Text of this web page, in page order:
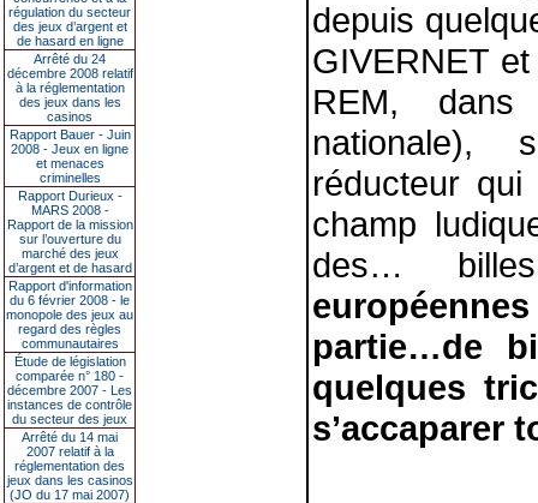
régulation du secteur
des jeux d’argent et
de hasard en ligne
Arrêté du 24
décembre 2008 relatif
à la réglementation
des jeux dans les
casinos
Rapport Bauer - Juin
2008 - Jeux en ligne
et menaces
criminelles
Rapport Durieux -
MARS 2008 -
Rapport de la mission
sur l’ouverture du
marché des jeux
d’argent et de hasard
Rapport d'information
du 6 février 2008 - le
monopole des jeux au
regard des règles
communautaires
Étude de législation
comparée n° 180 -
décembre 2007 - Les
instances de contrôle
du secteur des jeux
Arrêté du 14 mai
2007 relatif à la
réglementation des
jeux dans les casinos
(JO du 17 mai 2007)
depuis
GIVERNET
REM,
nationale),
réducteur
champ
des…
partie…de
quelques
s’accaparer